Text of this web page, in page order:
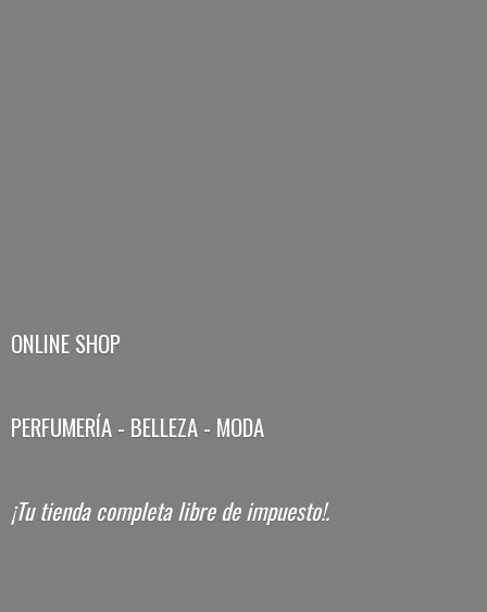
ONLINE SHOP
PERFUMERÍA - BELLEZA - MODA
¡Tu tienda completa librede impuesto!.